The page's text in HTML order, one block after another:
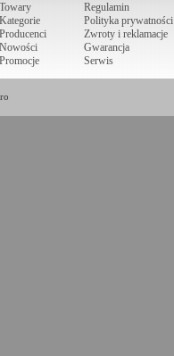
Towary
Kategorie
Producenci
Nowości
Promocje
Regulamin
Polityka prywatności
Zwroty i reklamacje
Gwarancja
Serwis